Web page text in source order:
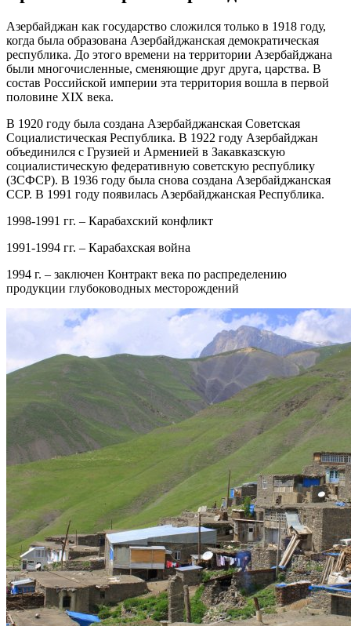
Азербайджан как государство сложился только в 1918 году,
когда была образована Азербайджанская демократическая
республика. До этого времени на территории Азербайджана
были многочисленные, сменяющие друг друга, царства. В
состав Российской империи эта территория вошла в первой
половине XIX века.
В 1920 году была создана Азербайджанская Советская
Социалистическая Республика. В 1922 году Азербайджан
объединился с Грузией и Арменией в Закавказскую
социалистическую федеративную советскую республику
(ЗСФСР). В 1936 году была снова создана Азербайджанская
ССР. В 1991 году появилась Азербайджанская Республика.
1998-1991 гг. – Карабахский конфликт
1991-1994 гг. – Карабахская война
1994 г. – заключен Контракт века по распределению
продукции глубоководных месторождений